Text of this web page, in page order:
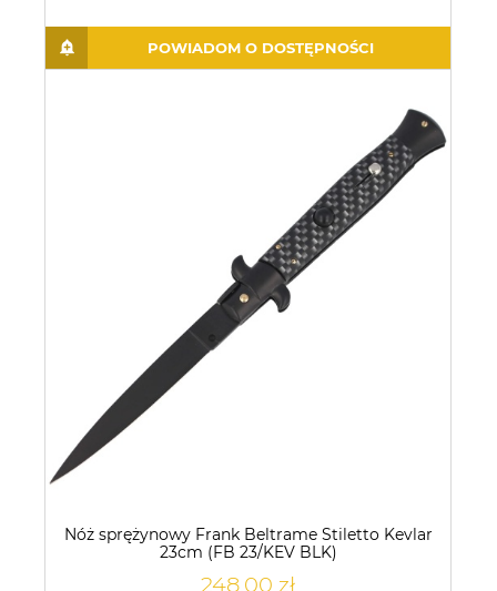
POWIADOM O DOSTĘPNOŚCI
Nóż sprężynowy Frank Beltrame Stiletto Kevlar
23cm (FB 23/KEV BLK)
248,00 zł